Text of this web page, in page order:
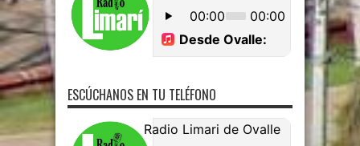
ESCÚCHANOS EN TU TELÉFONO